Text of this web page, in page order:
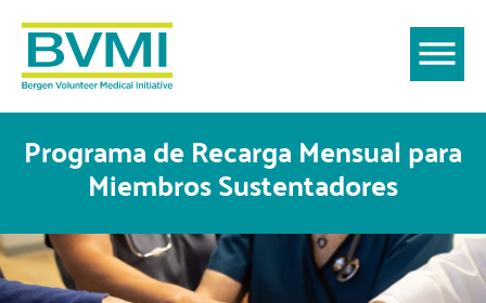
Programa de Recarga Mensual para
Miembros Sustentadores